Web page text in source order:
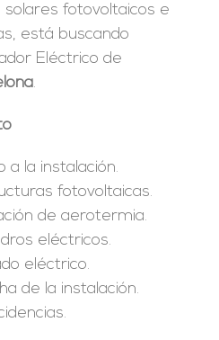
solares fotovoltaicos e
está buscando
Eléctrico de
.
a la instalación.
fotovoltaicas.
de aerotermia.
eléctricos.
eléctrico.
de la instalación.